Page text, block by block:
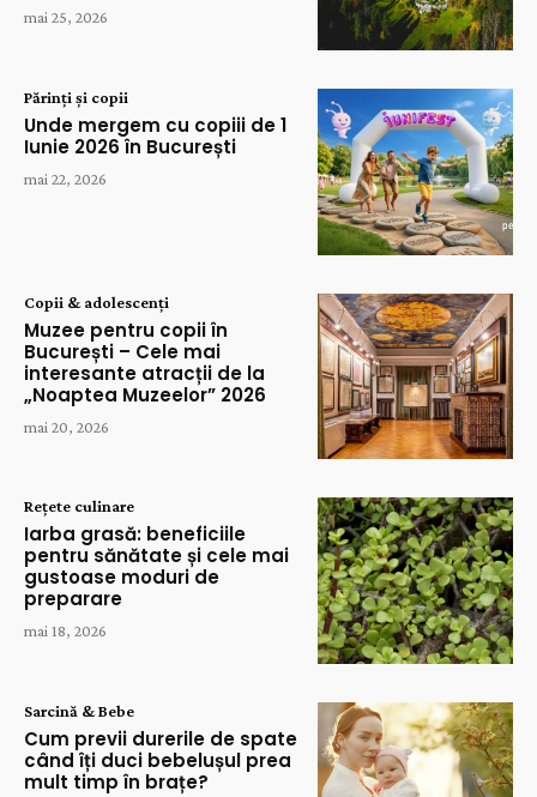
mai 25, 2026
Părinți și copii
Unde mergem cu copiii de 1
Iunie 2026 în București
mai 22, 2026
Copii & adolescenți
Muzee pentru copii în
București – Cele mai
interesante atracții de la
„Noaptea Muzeelor” 2026
mai 20, 2026
Rețete culinare
Iarba grasă: beneficiile
pentru sănătate și cele mai
gustoase moduri de
preparare
mai 18, 2026
Sarcină & Bebe
Cum previi durerile de spate
când îți duci bebelușul prea
mult timp în brațe?